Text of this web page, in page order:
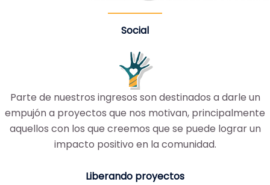
Social
Parte de nuestros ingresos son destinados a darle un
empujón a proyectos que nos motivan, principalmente
aquellos con los que creemos que se puede lograr un
impacto positivo en la comunidad.
Liberando proyectos